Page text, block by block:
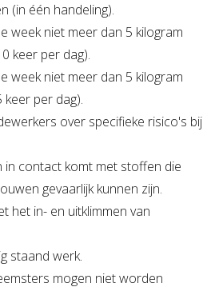
(in één handeling).
week niet meer dan 5 kilogram
keer per dag).
week niet meer dan 5 kilogram
keer per dag).
over specifieke risico's bij
in contact komt met stoffen die
gevaarlijk kunnen zijn.
het in- en uitklimmen van
staand werk.
mogen niet worden